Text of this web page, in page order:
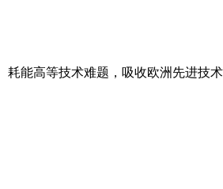
能高等技术难题，吸收欧洲先进